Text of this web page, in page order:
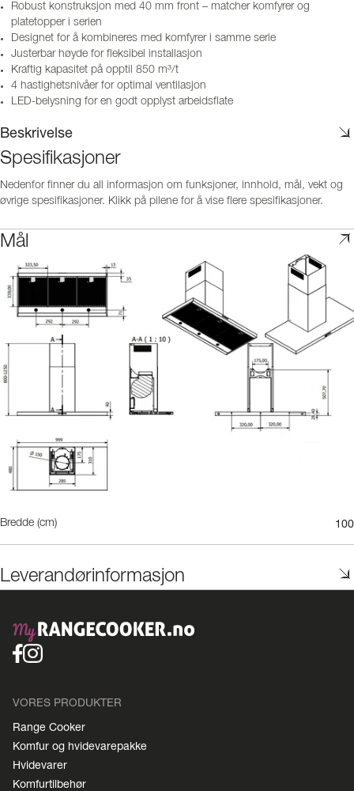
Robust konstruksjon med 40 mm front – matcher komfyrer og
platetopper i serien
Designet for å kombineres med komfyrer i samme serie
Justerbar høyde for fleksibel installasjon
Kraftig kapasitet på opptil 850 m³/t
4 hastighetsnivåer for optimal ventilasjon
LED-belysning for en godt opplyst arbeidsflate
Beskrivelse
Spesifikasjoner
Nedenfor finner du all informasjon om funksjoner, innhold, mål, vekt og
øvrige spesifikasjoner. Klikk på pilene for å vise flere spesifikasjoner.
Mål
Bredde (cm) 100
Leverandørinformasjon
VORES PRODUKTER
Range Cooker
Komfur og hvidevarepakke
Hvidevarer
Komfurtilbehør